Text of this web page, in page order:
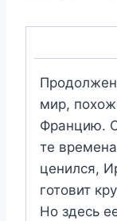
мир,
Францию.
те
ценился,
готовит
Но здесь